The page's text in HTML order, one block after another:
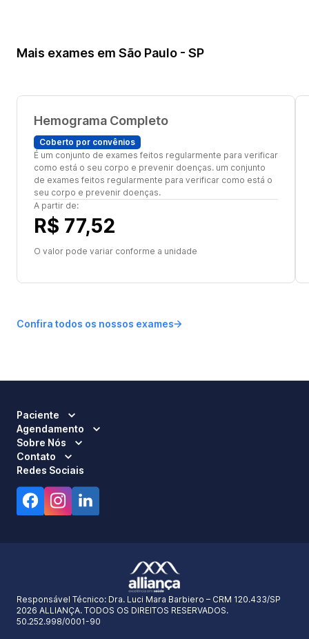
Mais exames em São Paulo - SP
Hemograma Completo
Coberto por convênios
É um conjunto de exames feitos regularmente para verificar
como está o seu corpo e prevenir doenças. um conjunto
de exames feitos regularmente para verificar como está o
seu corpo e prevenir doenças.
A partir de:
R$ 77,52
O valor pode variar conforme a unidade
Confira todos os nossos exames
Paciente
Agendamento
Sobre Nós
Contato
Redes Sociais
Responsável Técnico: Dra. Luci Mara Barbiero – CRM 120.433/SP
2026 ALLIANÇA. TODOS OS DIREITOS RESERVADOS.
50.252.998/0001-90